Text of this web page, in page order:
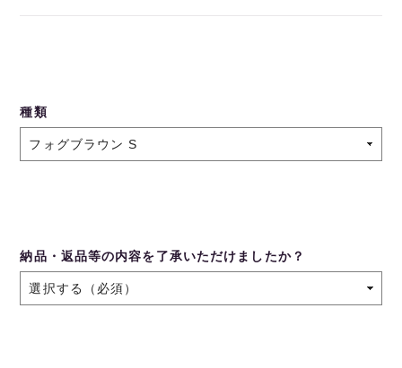
種類
納品・返品等の内容を了承いただけましたか？